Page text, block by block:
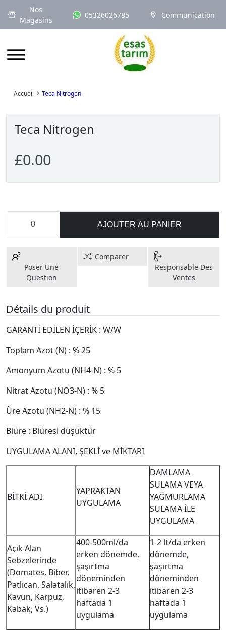
Nos
Magasins
05326026785 Communication
Logo
Accueil Teca Nitrogen
Teca Nitrogen
£0.00
AJOUTER AU PANIER
Poser Une
Question
Comparer
Responsable Des
Ventes
Détails du produit
GARANTİ EDİLEN İÇERİK : W/W
Toplam Azot (N) : % 25
Amonyum Azotu (NH4-N) : % 5
Nitrat Azotu (NO3-N) : % 5
Üre Azotu (NH2-N) : % 15
Biüre : Biüresi düşüktür
UYGULAMA ALANI, ŞEKLİ ve MİKTARI
BİTKİ ADI
YAPRAKTAN
UYGULAMA
DAMLAMA
SULAMA VEYA
YAĞMURLAMA
SULAMA İLE
UYGULAMA
Açık Alan
Sebzelerinde
(Domates, Biber,
Patlıcan, Salatalık,
Kavun, Karpuz,
Kabak, Vs.)
400-500ml/da
erken dönemde,
şaşırtma
döneminden
itibaren 2-3
haftada 1
uygulama
1-2 lt/da erken
dönemde,
şaşırtma
döneminden
itibaren 2-3
haftada 1
uygulama